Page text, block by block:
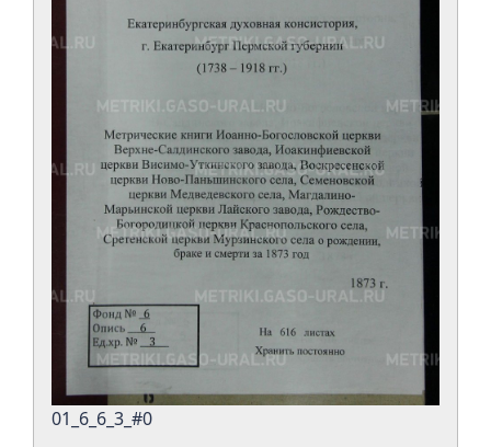
01_6_6_3_#0